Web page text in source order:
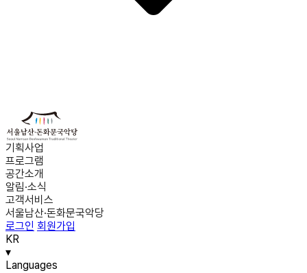
기획사업
프로그램
공간소개
알림·소식
고객서비스
서울남산·돈화문국악당
로그인 회원가입
KR
▾
Languages